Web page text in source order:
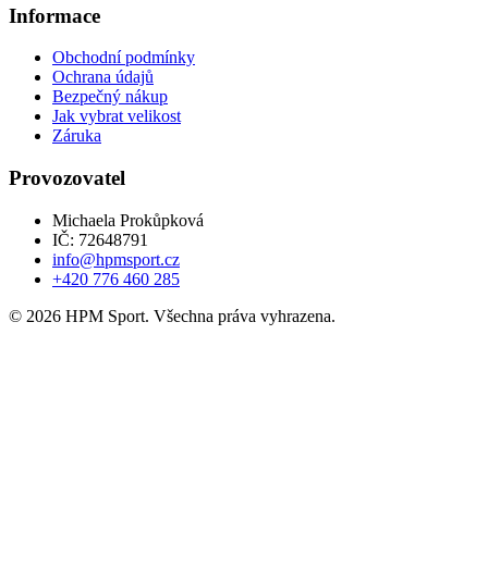
Informace
Obchodní podmínky
Ochrana údajů
Bezpečný nákup
Jak vybrat velikost
Záruka
Provozovatel
Michaela Prokůpková
IČ: 72648791
info@hpmsport.cz
+420 776 460 285
© 2026 HPM Sport. Všechna práva vyhrazena.